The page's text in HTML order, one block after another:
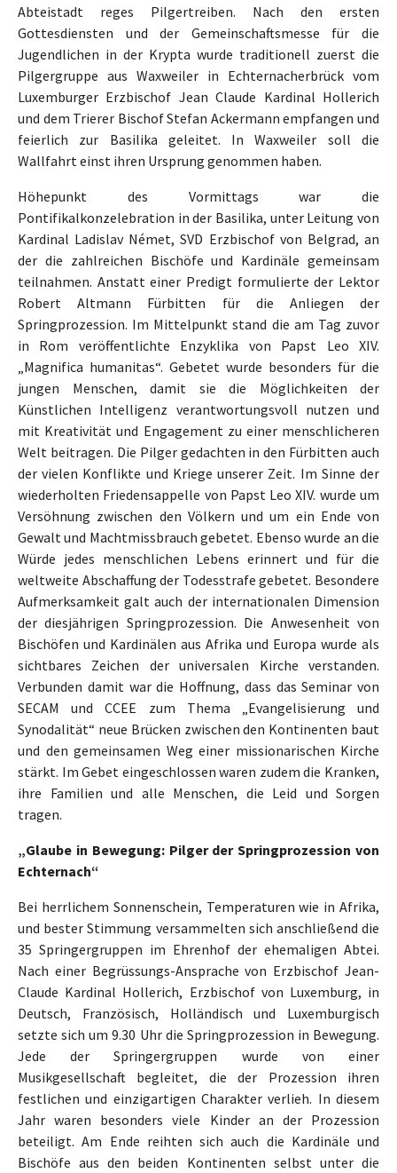
Abteistadt reges Pilgertreiben. Nach den ersten
Gottesdiensten und der Gemeinschaftsmesse für die
Jugendlichen in der Krypta wurde traditionell zuerst die
Pilgergruppe aus Waxweiler in Echternacherbrück vom
Luxemburger Erzbischof Jean Claude Kardinal Hollerich
und dem Trierer Bischof Stefan Ackermann empfangen und
feierlich zur Basilika geleitet. In Waxweiler soll die
Wallfahrt einst ihren Ursprung genommen haben.
Höhepunkt des Vormittags war die
Pontifikalkonzelebration in der Basilika, unter Leitung von
Kardinal Ladislav Német, SVD Erzbischof von Belgrad, an
der die zahlreichen Bischöfe und Kardinäle gemeinsam
teilnahmen. Anstatt einer Predigt formulierte der Lektor
Robert Altmann Fürbitten für die Anliegen der
Springprozession. Im Mittelpunkt stand die am Tag zuvor
in Rom veröffentlichte Enzyklika von Papst Leo XIV.
„Magnifica humanitas“. Gebetet wurde besonders für die
jungen Menschen, damit sie die Möglichkeiten der
Künstlichen Intelligenz verantwortungsvoll nutzen und
mit Kreativität und Engagement zu einer menschlicheren
Welt beitragen. Die Pilger gedachten in den Fürbitten auch
der vielen Konflikte und Kriege unserer Zeit. Im Sinne der
wiederholten Friedensappelle von Papst Leo XIV. wurde um
Versöhnung zwischen den Völkern und um ein Ende von
Gewalt und Machtmissbrauch gebetet. Ebenso wurde an die
Würde jedes menschlichen Lebens erinnert und für die
weltweite Abschaffung der Todesstrafe gebetet. Besondere
Aufmerksamkeit galt auch der internationalen Dimension
der diesjährigen Springprozession. Die Anwesenheit von
Bischöfen und Kardinälen aus Afrika und Europa wurde als
sichtbares Zeichen der universalen Kirche verstanden.
Verbunden damit war die Hoffnung, dass das Seminar von
SECAM und CCEE zum Thema „Evangelisierung und
Synodalität“ neue Brücken zwischen den Kontinenten baut
und den gemeinsamen Weg einer missionarischen Kirche
stärkt. Im Gebet eingeschlossen waren zudem die Kranken,
ihre Familien und alle Menschen, die Leid und Sorgen
tragen.
„Glaube in Bewegung: Pilger der Springprozession von
Echternach“
Bei herrlichem Sonnenschein, Temperaturen wie in Afrika,
und bester Stimmung versammelten sich anschließend die
35 Springergruppen im Ehrenhof der ehemaligen Abtei.
Nach einer Begrüssungs-Ansprache von Erzbischof Jean-
Claude Kardinal Hollerich, Erzbischof von Luxemburg, in
Deutsch, Französisch, Holländisch und Luxemburgisch
setzte sich um 9.30 Uhr die Springprozession in Bewegung.
Jede der Springergruppen wurde von einer
Musikgesellschaft begleitet, die der Prozession ihren
festlichen und einzigartigen Charakter verlieh. In diesem
Jahr waren besonders viele Kinder an der Prozession
beteiligt. Am Ende reihten sich auch die Kardinäle und
Bischöfe aus den beiden Kontinenten selbst unter die